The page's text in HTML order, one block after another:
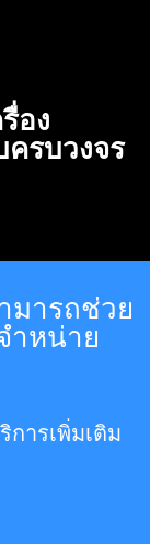
อง
รบวงจร
มารถช่วย
ำหน่าย
ารเพิ่มเติม